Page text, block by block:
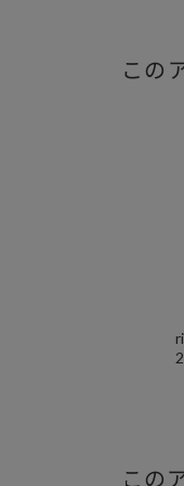
この